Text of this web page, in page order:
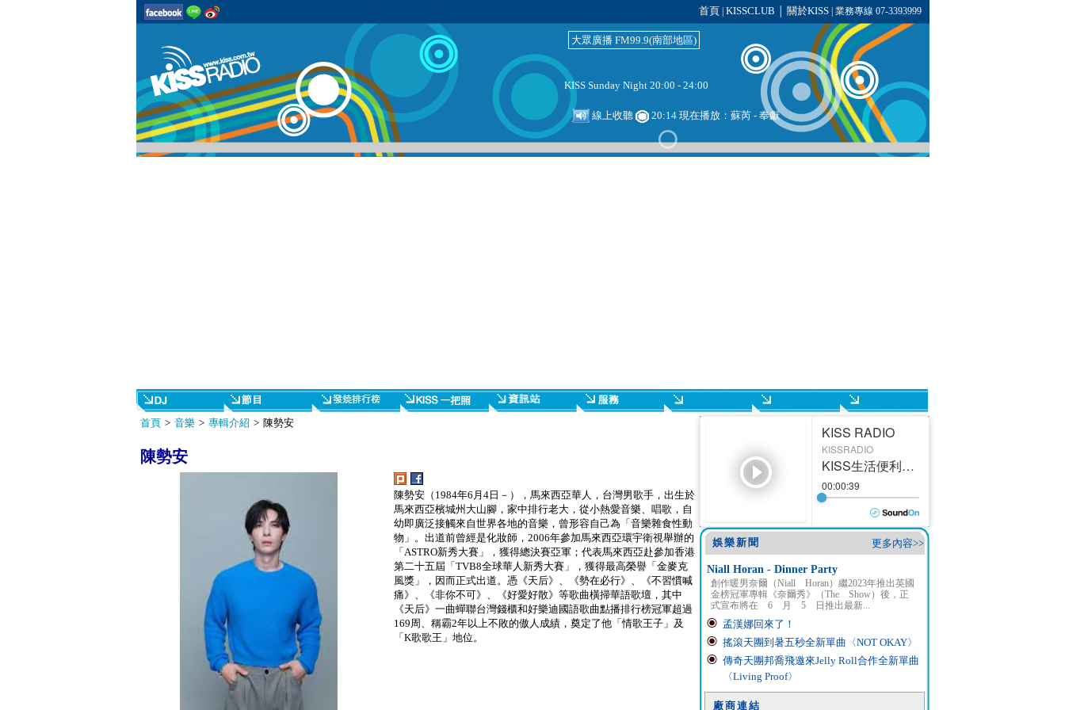
首頁 KISSCLUB 關於KISS| 業務專線 07-3393999
大眾廣播 FM99.9(南部地區)
KISS Sunday Night 20:00 - 24:00
線上收聽 20:14 現在播放：蘇芮 - 奉獻
首頁> 音樂> 專輯介紹 > 陳勢安
陳勢安
陳勢安（1984年6月4日－），馬來西亞華人，台灣男歌手，出生於
馬來西亞檳城州大山腳，家中排行老大，從小熱愛音樂、唱歌，自
幼即廣泛接觸來自世界各地的音樂，曾形容自己為「音樂雜食性動
物」。出道前曾經是化妝師，2006年參加馬來西亞環宇衛視舉辦的
「ASTRO新秀大賽」，獲得總決賽亞軍；代表馬來西亞赴參加香港
第二十五屆「TVB8全球華人新秀大賽」，獲得最高榮譽「金麥克
風獎」，因而正式出道。憑《天后》、《勢在必行》、《不習慣喊
痛》、《非你不可》、《好愛好散》等歌曲橫掃華語歌壇，其中
《天后》一曲蟬聯台灣錢櫃和好樂迪國語歌曲點播排行榜冠軍超過
169周、稱霸2年以上不敗的傲人成績，奠定了他「情歌王子」及
「K歌歌王」地位。
更多內容>>
娛樂新聞
Niall Horan - Dinner Party
創作暖男奈爾（Niall Horan）繼2023年推出英國
金榜冠軍專輯《奈爾秀》（The Show）後，正
式宣布將在 6 月 5 日推出最新...
孟漢娜回來了！
搖滾天團到暑五秒全新單曲〈NOT OKAY〉
傳奇天團邦喬飛邀來Jelly Roll合作全新單曲
〈Living Proof〉
廠商連結